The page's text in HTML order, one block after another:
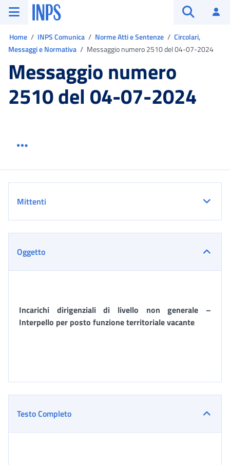
Vai al menu principale
Vai al contenuto principale
Vai al pie' di pagina
INPS ()
Home INPS Comunica Norme Atti e Sentenze
Circolari,
Messaggi e Normativa
Messaggio numero 2510 del 04-07-2024
Messaggio numero
2510 del 04-07-2024
Mittenti
Oggetto
Incarichi dirigenziali di livello non generale –
Interpello per posto funzione territoriale vacante
Testo Completo